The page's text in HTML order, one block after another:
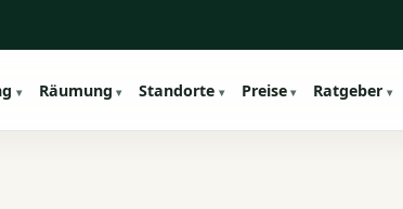
Räumung Standorte Preise Ratgeber